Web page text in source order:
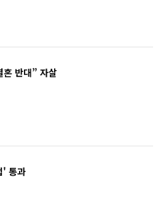
혼 반대” 자살
' 통과